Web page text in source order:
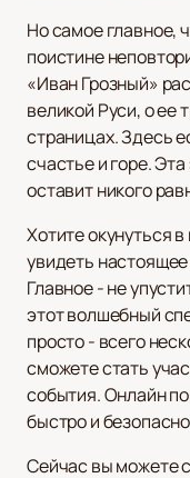
Но самое главное,
поистине
«Иван Грозный»
великой Руси, о ее
страницах. Здесь
счастье и горе.
оставит никого
Хотите окунуться
увидеть
Главное - не
этот волшебный
просто - всего
сможете стать
события. Онлайн
быстро и
Сейчас вы можете